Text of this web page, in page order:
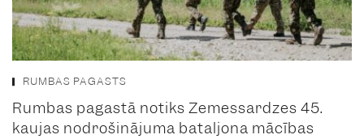
RUMBAS PAGASTS
Rumbas pagastā notiks Zemessardzes 45.
kaujas nodrošinājuma bataljona mācības